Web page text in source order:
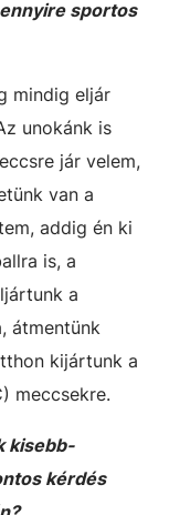
sportos
mindig eljár
unokánk is
jár velem,
van a
addig én ki
is, a
a
átmentünk
kijártunk a
meccsekre.
kisebb-
kérdés